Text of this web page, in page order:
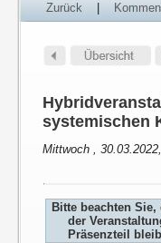
Zurück
systemischen
Mittwoch ,
Bitte beachten
der
Präsenzteil